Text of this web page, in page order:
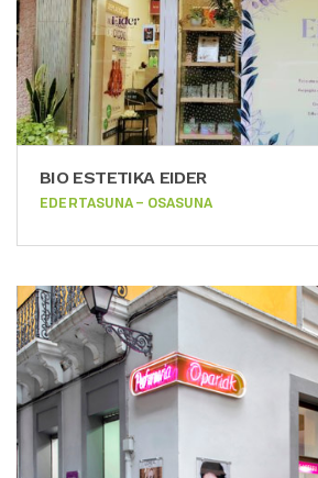
BIO ESTETIKA EIDER
EDERTASUNA – OSASUNA